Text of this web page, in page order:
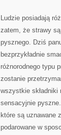
Ludzie posiadają
zatem, że strawy
pysznego. Dziś
bezprzykładnie
różnorodnego typu
zostanie
wszystkie składniki
sensacyjnie
które są uznawane
podarowane w